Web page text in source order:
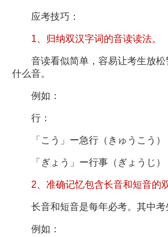
应考技巧：
1、归纳双汉字词的音读读法。
音读看似简单，容易让考生放松
什么音。
例如：
行：
「こう」ー急行（きゅうこう）
「ぎょう」ー行事（ぎょうじ）
2、准确记忆包含长音和短音的
长音和短音是每年必考。其中考生
例如：